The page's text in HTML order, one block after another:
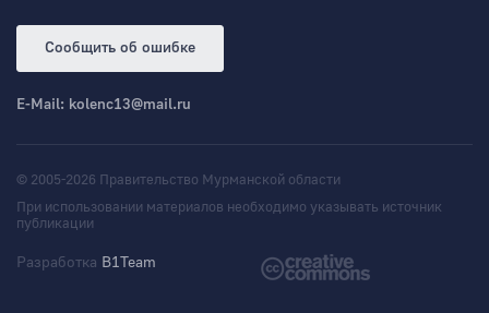
Сообщить об ошибке
E-Mail: kolenc13@mail.ru
© 2005-2026 Правительство Мурманской области
При использовании материалов необходимо указывать источник
публикации
Разработка B1Team